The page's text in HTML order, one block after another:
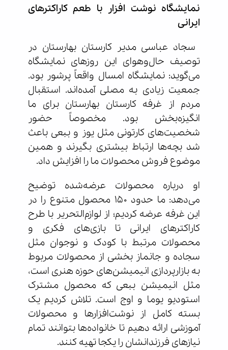
نمایشگاه نوشت افزار با طعم کاراکترهای
ایرانی
سجاد عباسی مدیر کارستان بهارستان در
توصیف حال‌وهوای این روزهای نمایشگاه
می‌گوید: نمایشگاه امسال واقعاً پرشور بود.
جمعیت زیادی به مصلی آمده‌اند. استقبال
مردم از غرفه کارستان بهارستان برای ما
انگیزه‌بخش بود. مخصوصاً حضور
شخصیت‌های کارتونی مثل یوز و ببعی باعث
شد بچه‌ها ارتباط بیشتری بگیرند و همین
موضوع فروش محصولات ما را افزایش داد.
او درباره محصولات عرضه‌شده توضیح
می‌دهد: ما حدود ۱۵۰ محصول متنوع را در
این غرفه عرضه کردیم؛ از لوازم‌التحریر با طرح
کاراکترهای ایرانی تا بازی‌های فکری و
محصولات مرتبط با کودک و نوجوان مثل
سجاده و جانماز بخشی از محصولات مربوط
به بازارپردازی انیمیشن‌های حوزه هنری است،
مثل انیمیشن ببعی که محصول مشترک
استودیو یوما و اوج است. تلاش کردیم یک
بسته کامل از نوشت‌افزارها و محصولات
آموزشی ارائه دهیم تا خانواده‌ها بتوانند تمام
نیازهای فرزندانشان را یکجا تهیه کنند.